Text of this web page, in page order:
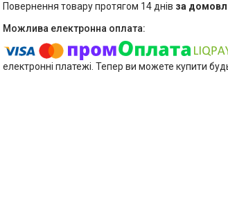
повернення товару протягом 14 днів за
електронні платежі. Тепер ви можете купити